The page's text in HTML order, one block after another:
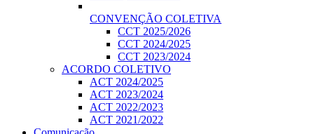
CONVENÇÃO COLETIVA
CCT 2025/2026
CCT 2024/2025
CCT 2023/2024
ACORDO COLETIVO
ACT 2024/2025
ACT 2023/2024
ACT 2022/2023
ACT 2021/2022